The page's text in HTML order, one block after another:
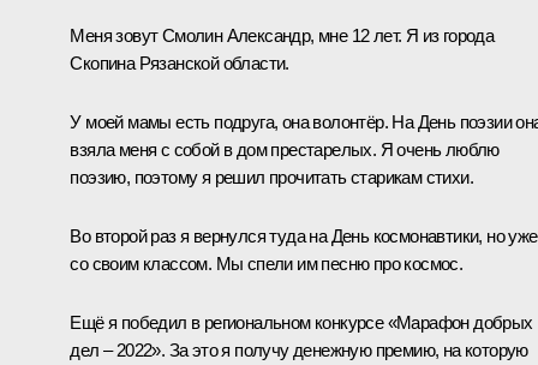
Меня зовут Смолин Александр, мне 12 лет. Я из города
Скопина Рязанской области.
У моей мамы есть подруга, она волонтёр. На День поэзии
взяла меня с собой в дом престарелых. Я очень люблю
поэзию, поэтому я решил прочитать старикам стихи.
Во второй раз я вернулся туда на День космонавтики, но уже
со своим классом. Мы спели им песню про космос.
Ещё я победил в региональном конкурсе «Марафон добрых
дел ‒ 2022». За это я получу денежную премию, на которую